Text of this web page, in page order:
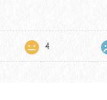
4